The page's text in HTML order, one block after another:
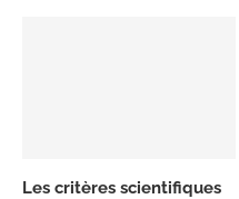
Les critères scientifiques